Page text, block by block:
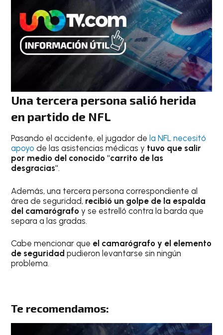
Una tercera persona salió herida
en partido de NFL
Pasando el accidente, el jugador de la NFL necesitó
apoyo de las asistencias médicas y tuvo que salir
por medio del conocido "carrito de las
desgracias".
Además, una tercera persona correspondiente al
área de seguridad, recibió un golpe de la espalda
del camarógrafo y se estrelló contra la barda que
separa a las gradas.
Cabe mencionar que el camarógrafo y el elemento
de seguridad pudieron levantarse sin ningún
problema.
Te recomendamos: